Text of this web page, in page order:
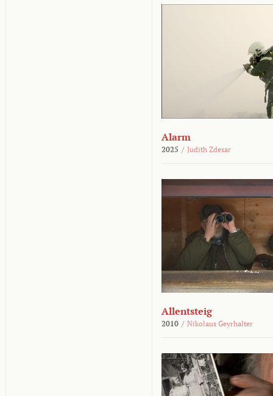
Alarm
2025 / Judith Zdesar
Allentsteig
2010 / Nikolaus Geyrhalter